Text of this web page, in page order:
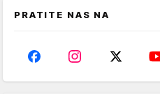
PRATITE NAS NA